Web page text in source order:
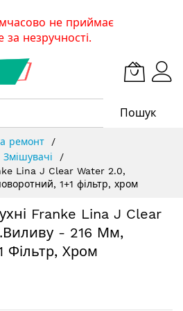
не приймає
незручності.
Пошук
ремонт
Змішувачі
Lina J Clear Water 2.0,
1+1 фільтр, хром
Franke Lina J Clear
- 216 Мм,
Фільтр, Хром